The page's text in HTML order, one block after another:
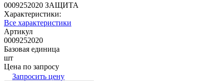
0009252020 ЗАЩИТА
Характеристики:
Все характеристики
Артикул
0009252020
Базовая единица
шт
Цена по запросу
Запросить цену